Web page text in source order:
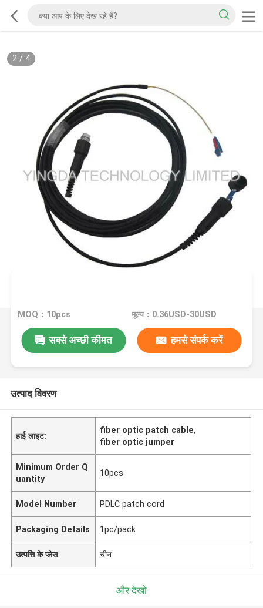
2/ 4
MOQ：10pcs मूल्य：0.36USD-30USD
सबसे अच्छी कीमत हमसे संपर्क करें
उत्पाद विवरण
हाई लाइट:
fiber optic patch cable,
fiber optic jumper
Minimum Order Q
uantity
10pcs
Model Number PDLC patch cord
Packaging Details 1pc/pack
उत्पत्ति के प्लेस चीन
और देखो